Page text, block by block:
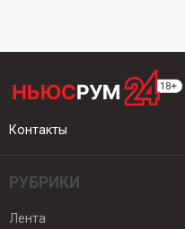
Контакты
РУБРИКИ
Лента